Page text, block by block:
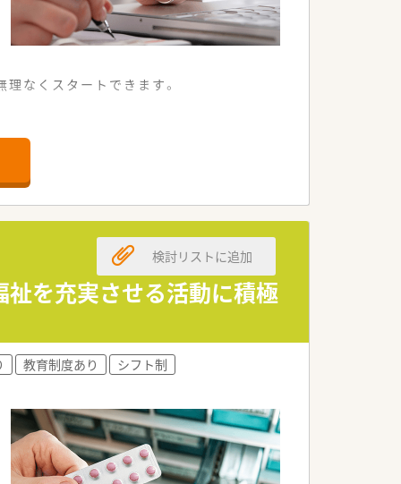
なくスタートできます。
とができる体制です。
を持つ法人グループです。
る環境を構築しています。
にも柔軟に対応しています。
面も非常に安定しています。
な条件が揃っています。
祉を充実させる活動に積極
検討リストに追加
教育制度あり シフト制